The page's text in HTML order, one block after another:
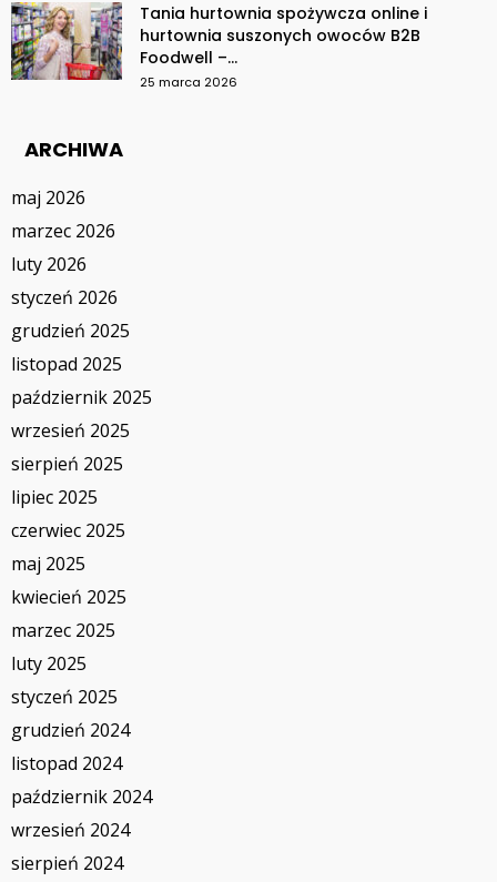
Tania hurtownia spożywcza online i
hurtownia suszonych owoców B2B
Foodwell –...
25 marca 2026
ARCHIWA
maj 2026
marzec 2026
luty 2026
styczeń 2026
grudzień 2025
listopad 2025
październik 2025
wrzesień 2025
sierpień 2025
lipiec 2025
czerwiec 2025
maj 2025
kwiecień 2025
marzec 2025
luty 2025
styczeń 2025
grudzień 2024
listopad 2024
październik 2024
wrzesień 2024
sierpień 2024